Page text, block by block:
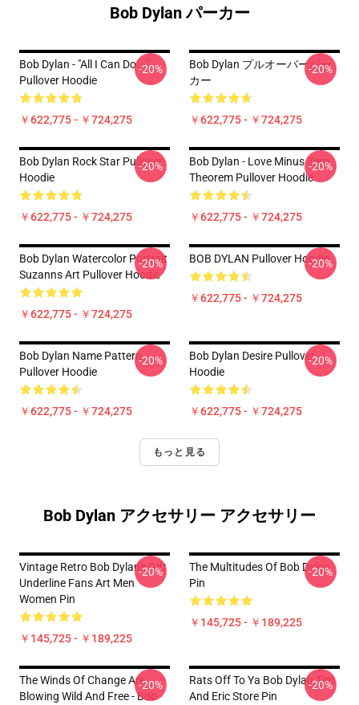
Bob Dylan パーカー
Bob Dylan - "All I Can Do..."
Pullover Hoodie
￥622,775 - ￥724,275
-20%
Bob Dylan プルオーバーパー
カー
￥622,775 - ￥724,275
-20%
Bob Dylan Rock Star Pullover
Hoodie
￥622,775 - ￥724,275
-20%
Bob Dylan - Love Minus Zero
Theorem Pullover Hoodie
￥622,775 - ￥724,275
-20%
Bob Dylan Watercolor Portrait
Suzanns Art Pullover Hoodie
￥622,775 - ￥724,275
-20% BOB DYLAN Pullover Hoodie
￥622,775 - ￥724,275
-20%
Bob Dylan Name Pattern
Pullover Hoodie
￥622,775 - ￥724,275
-20%
Bob Dylan Desire Pullover
Hoodie
￥622,775 - ￥724,275
-20%
もっと見る
Bob Dylan アクセサリー アクセサリー
Vintage Retro Bob Dylan's Gift
Underline Fans Art Men
Women Pin
￥145,725 - ￥189,225
-20%
The Multitudes Of Bob Dylan
Pin
￥145,725 - ￥189,225
-20%
The Winds Of Change Are
Blowing Wild And Free - Bob
-20%
Rats Off To Ya Bob Dylan Tim
And Eric Store Pin
-20%